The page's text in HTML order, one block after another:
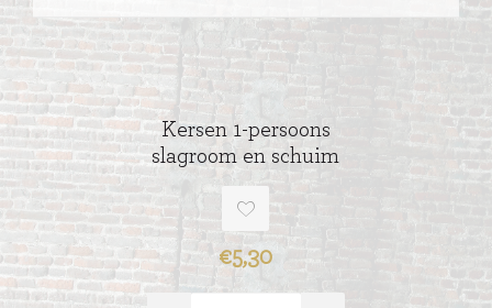
Kersen 1-persoons
slagroom en schuim
€5,30